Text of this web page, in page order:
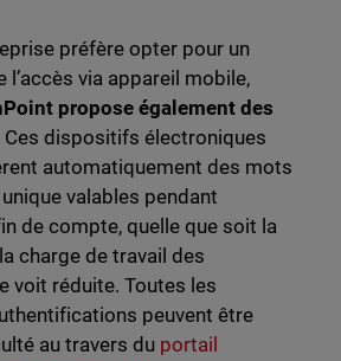
préfère opter pour un
l’accès via appareil mobile,
propose également des
Ces dispositifs électroniques
automatiquement des mots
valables pendant
de compte, quelle que soit la
charge de travail des
voit réduite. Toutes les
peuvent être
au travers du portail